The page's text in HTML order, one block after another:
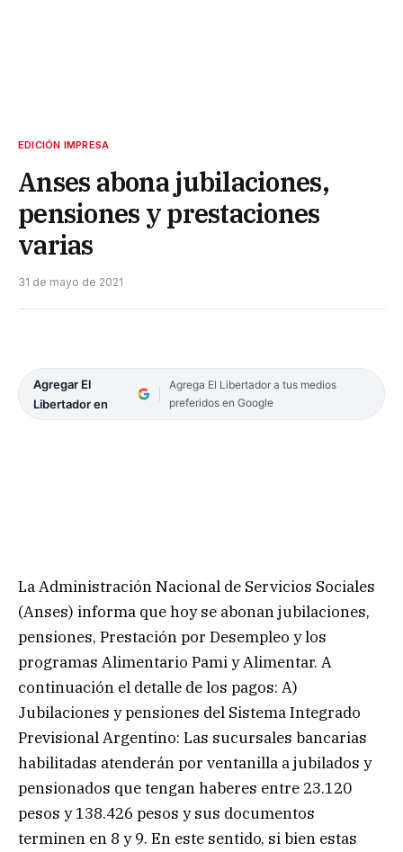
EDICIÓN IMPRESA
Anses abona jubilaciones,
pensiones y prestaciones
varias
31 de mayo de 2021
Agregar El
Libertador en
Agrega El Libertador a tus medios
preferidos en Google
La Administración Nacional de Servicios Sociales
(Anses) informa que hoy se abonan jubilaciones,
pensiones, Prestación por Desempleo y los
programas Alimentario Pami y Alimentar. A
continuación el detalle de los pagos: A)
Jubilaciones y pensiones del Sistema Integrado
Previsional Argentino: Las sucursales bancarias
habilitadas atenderán por ventanilla a jubilados y
pensionados que tengan haberes entre 23.120
pesos y 138.426 pesos y sus documentos
terminen en 8 y 9. En este sentido, si bien estas